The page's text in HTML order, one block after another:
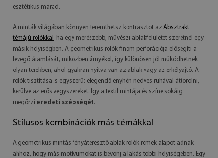
esztétikus marad.
A minták világában könnyen teremthetsz kontrasztot az Absztrakt
témájú rolókkal , ha egy merészebb, művészi ablakfelületet szeretnél egy
másik helyiségben. A geometrikus rolók finom perforációja elősegíti a
levegő áramlását, miközben árnyékol, így különösen jól működhetnek
olyan terekben, ahol gyakran nyitva van az ablak vagy az erkélyajtó. A
rolók tisztítása is egyszerű: elegendő enyhén nedves ruhával áttörölni,
kerülve az erős vegyszereket. Így a textil mintája és színe sokáig
megőrzi eredeti szépségét.
Stílusos kombinációk más témákkal
A geometrikus mintás fényáteresztő ablak rolók remek alapot adnak
ahhoz, hogy más motívumokat is bevonj a lakás többi helyiségében. Egy